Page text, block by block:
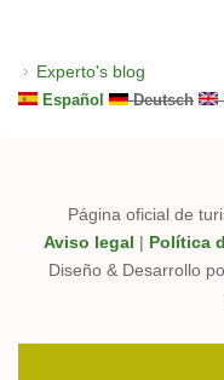
Experto's blog
Español Deutsch
Página oficial de
Aviso legal | Política
Diseño & Desarrollo